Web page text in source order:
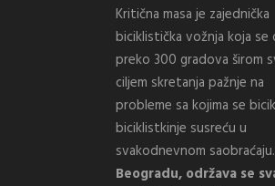
Kritična masa je zajednička
biciklistička vožnja koja se
preko 300 gradova širom
ciljem skretanja pažnje na
probleme sa kojima se
biciklistkinje susreću u
svakodnevnom saobraćaju.
Beogradu, održava se